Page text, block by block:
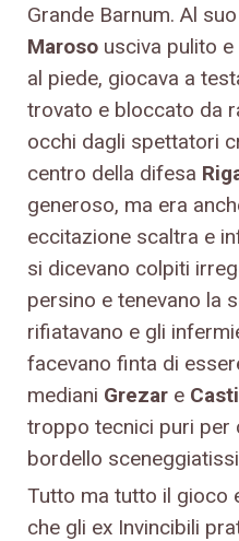
Grande Barnum. Al
Maroso usciva pulito e
al piede, giocava a
trovato e bloccato da
occhi dagli spettatori
centro della difesa
generoso, ma era
eccitazione scaltra e
si dicevano colpiti
persino e tenevano la
rifiatavano e gli
facevano finta di
mediani Grezar e
troppo tecnici puri per
bordello
Tutto ma tutto il gioco
che gli ex Invincibili